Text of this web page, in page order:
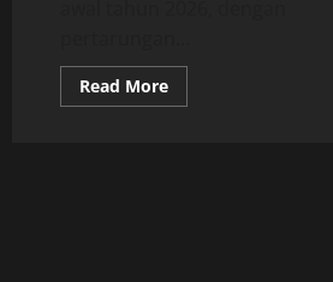
Read MoreRead
more